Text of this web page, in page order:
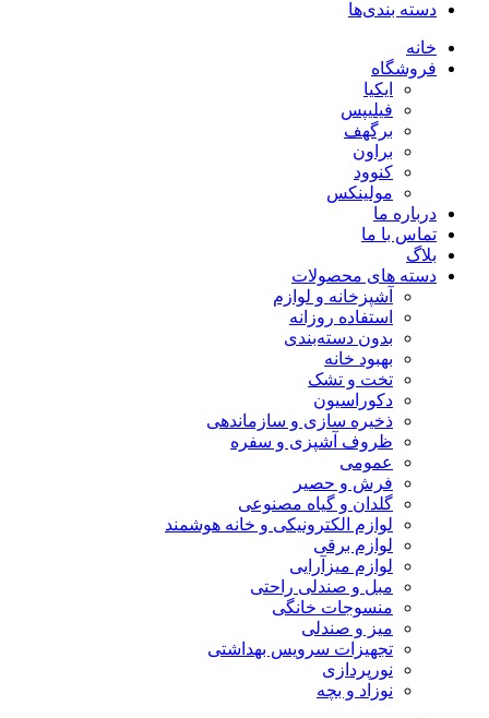
دسته بندی‌ها
خانه
فروشگاه
ایکیا
فیلیپس
برگهف
براون
کنوود
مولینکس
درباره ما
تماس با ما
بلاگ
دسته های محصولات
آشپزخانه و لوازم
استفاده روزانه
بدون دسته‌بندی
بهبود خانه
تخت و تشک
دکوراسیون
ذخیره سازی و سازماندهی
ظروف آشپزی و سفره
عمومی
فرش و حصیر
گلدان و گیاه مصنوعی
لوازم الکترونیکی و خانه هوشمند
لوازم برقی
لوازم میزآرایی
مبل و صندلی راحتی
منسوجات خانگی
میز و صندلی
تجهیزات سرویس بهداشتی
نورپردازی
نوزاد و بچه